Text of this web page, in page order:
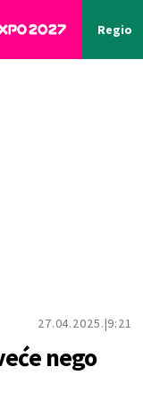
Region
27.04.2025. 9:21
nego